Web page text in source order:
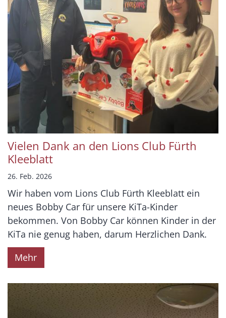
Vielen Dank an den Lions Club Fürth
Kleeblatt
26. Feb. 2026
Wir haben vom Lions Club Fürth Kleeblatt ein
neues Bobby Car für unsere KiTa-Kinder
bekommen. Von Bobby Car können Kinder in der
KiTa nie genug haben, darum Herzlichen Dank.
Mehr